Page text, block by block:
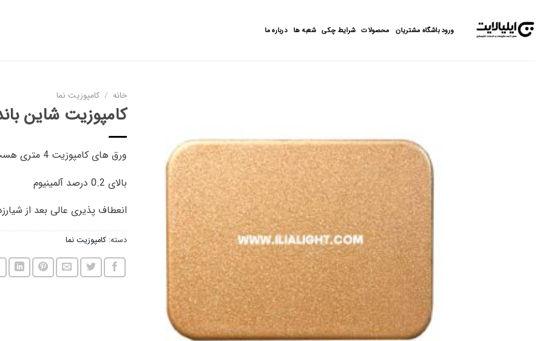
content
ورود باشگاه مشتریان محصولات شرایط چکی شعبه ها درباره ما
افزودن
علاقه
خانه / کامپوزیت نما
کامپوزیت شاین باند
ورق های کامپوزیت 4 متری هست
بالای 0.2 درصد آلمینیوم
انعطاف پذیری عالی بعد از
دسته: کامپوزیت نما